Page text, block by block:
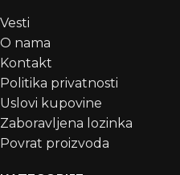
Vesti
O nama
Kontakt
Politika privatnosti
Uslovi kupovine
Zaboravljena lozinka
Povrat proizvoda